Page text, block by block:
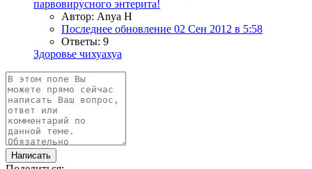
парвовирусного энтерита!
Автор: Anya H
Последнее обновление 02 Сен 2012 в 5:58
Ответы: 9
Здоровье чихуахуа
Написать